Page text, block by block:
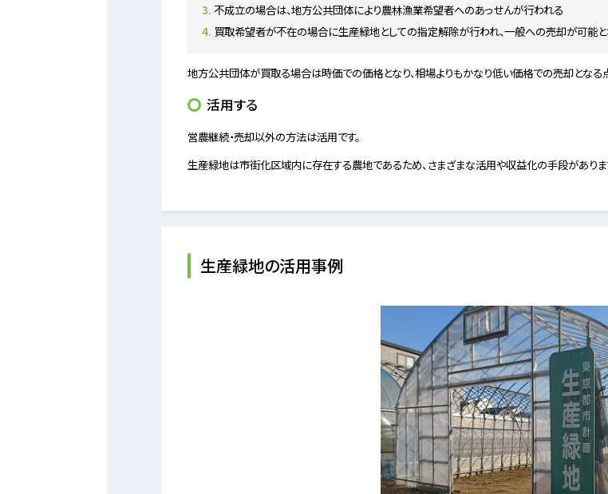
不成立の場合は、地方公共団体により農林漁業希望者へのあっせんが行われる
買取希望者が不在の場合に生産緑地としての指定解除が行われ、一般への売却が可能
地方公共団体が買取る場合は時価での価格となり、相場よりもかなり低い価格での売却となる
活用する
営農継続・売却以外の方法は活用です。
生産緑地は市街化区域内に存在する農地であるため、さまざまな活用や収益化の手段があり
生産緑地の活用事例